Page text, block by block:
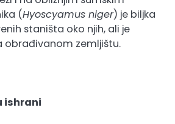
(Hyoscyamus niger) je biljka
staništa oko njih, ali je
obrađivanom zemljištu.
ishrani